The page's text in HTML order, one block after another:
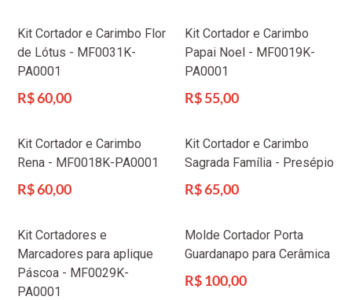
Kit Cortador e Carimbo Flor
de Lótus - MF0031K-
PA0001
Preço
R$ 60,00
Kit Cortador e Carimbo
Papai Noel - MF0019K-
PA0001
Preço
R$ 55,00
Kit Cortador e Carimbo
Rena - MF0018K-PA0001
Preço
R$ 60,00
Kit Cortador e Carimbo
Sagrada Família - Presépio
Preço
R$ 65,00
Kit Cortadores e
Marcadores para aplique
Páscoa - MF0029K-
PA0001
Molde Cortador Porta
Guardanapo para Cerâmica
Preço
R$ 100,00